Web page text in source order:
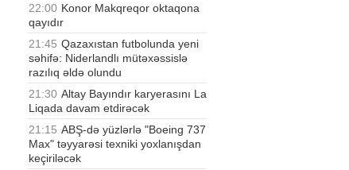
22:00 Konor Makqreqor oktaqona
qayıdır
21:45 Qazaxıstan futbolunda yeni
səhifə: Niderlandlı mütəxəssislə
razılıq əldə olundu
21:30 Altay Bayındır karyerasını La
Liqada davam etdirəcək
21:15 ABŞ-də yüzlərlə "Boeing 737
Max" təyyarəsi texniki yoxlanışdan
keçiriləcək